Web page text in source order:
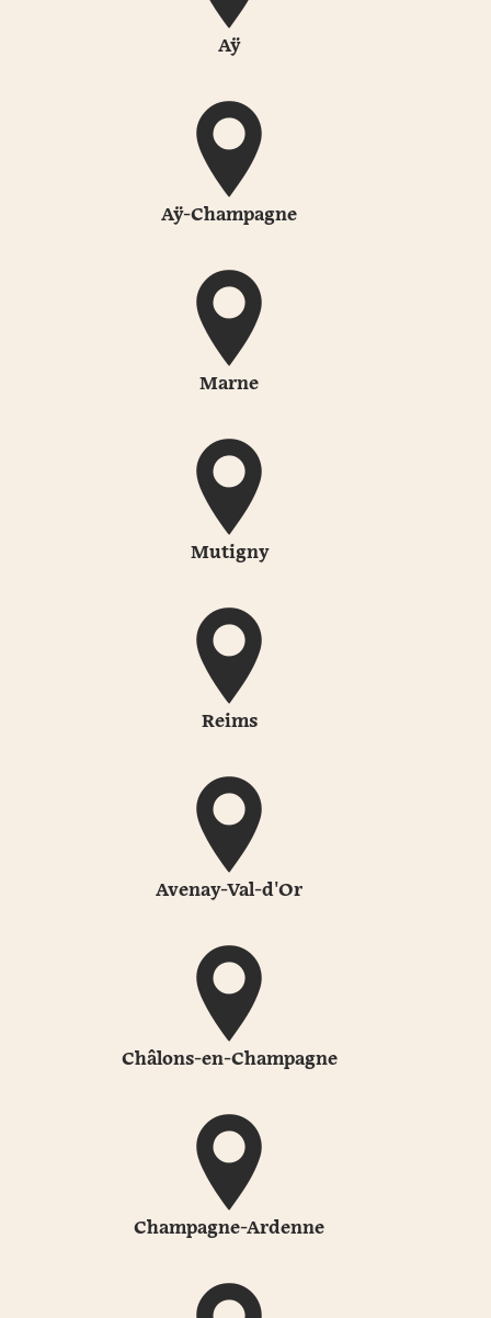
Aÿ
Aÿ-Champagne
Marne
Mutigny
Reims
Avenay-Val-d'Or
Châlons-en-Champagne
Champagne-Ardenne